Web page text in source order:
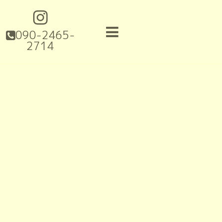
090-2465-
2714